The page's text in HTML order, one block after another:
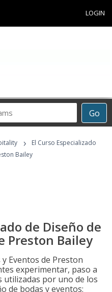
LOGIN
Go
›
El Curso Especializado
Bailey
de Diseño de
Preston Bailey
Eventos de Preston
experimentar, paso a
utilizadas por uno de los
de bodas y eventos: